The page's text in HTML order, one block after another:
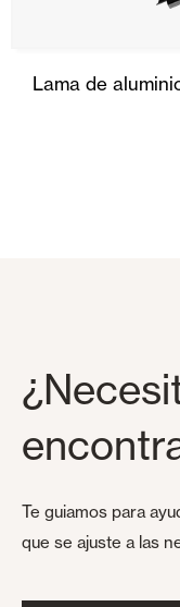
Lama de
Te guiamos para
que se ajuste a las